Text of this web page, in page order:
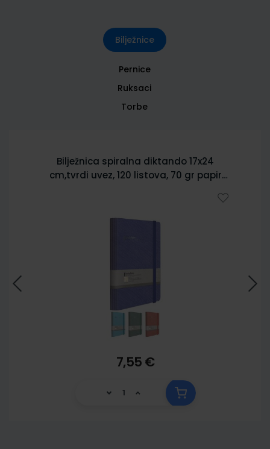
Bilježnice
Pernice
Ruksaci
Torbe
Bilježnica spiralna diktando 17x24
cm,tvrdi uvez, 120 listova, 70 gr papir
7,55 €